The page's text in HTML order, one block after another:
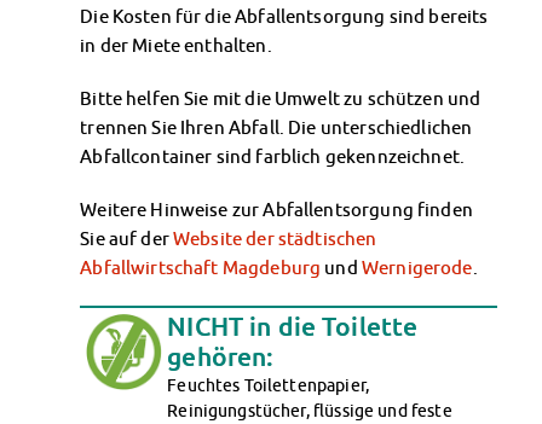
Klimabewusst essen
Mensa-FAQs
MensaFeedback
AnsprechpartnerInnen
Wohnen
Wohnheime in Magdeburg
Wohnheimantrag & -service
MIT einander – FÜR einander
Wohnheimtutoren
Schadensmeldung
Die Kosten für die Abfallentsorgung sind bereits
in der Miete enthalten.
Bitte helfen Sie mit die Umwelt zu schützen und
trennen Sie Ihren Abfall. Die unterschiedlichen
Abfallcontainer sind farblich gekennzeichnet.
Weitere Hinweise zur Abfallentsorgung finden
Sie auf derWebsite der städtischen
Abfallwirtschaft Magdeburg und Wernigerode
NICHT in die Toilette
gehören:
Feuchtes Toilettenpapier,
Reinigungstücher, flüssige und feste